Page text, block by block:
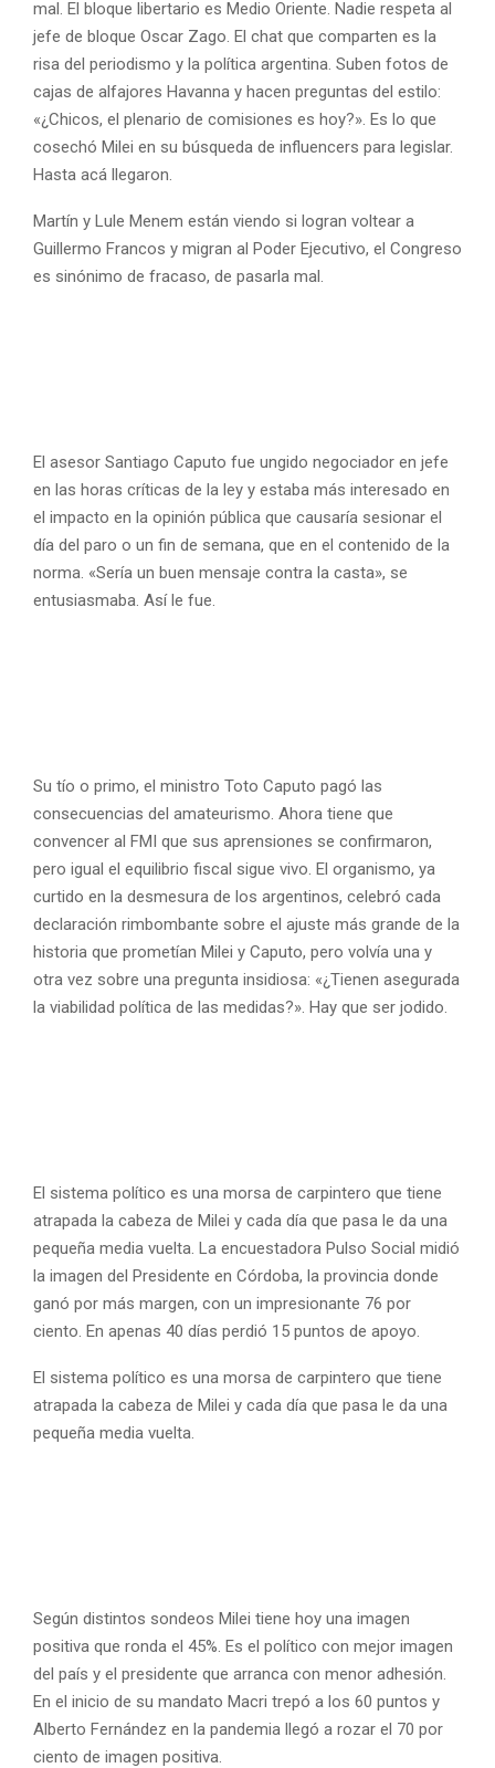
mal. El bloque libertario es Medio Oriente. Nadie respeta al
jefe de bloque Oscar Zago. El chat que comparten es la
risa del periodismo y la política argentina. Suben fotos de
cajas de alfajores Havanna y hacen preguntas del estilo:
«¿Chicos, el plenario de comisiones es hoy?». Es lo que
cosechó Milei en su búsqueda de influencers para legislar.
Hasta acá llegaron.
Martín y Lule Menem están viendo si logran voltear a
Guillermo Francos y migran al Poder Ejecutivo, el Congreso
es sinónimo de fracaso, de pasarla mal.
El asesor Santiago Caputo fue ungido negociador en jefe
en las horas críticas de la ley y estaba más interesado en
el impacto en la opinión pública que causaría sesionar el
día del paro o un fin de semana, que en el contenido de la
norma. «Sería un buen mensaje contra la casta», se
entusiasmaba. Así le fue.
Su tío o primo, el ministro Toto Caputo pagó las
consecuencias del amateurismo. Ahora tiene que
convencer al FMI que sus aprensiones se confirmaron,
pero igual el equilibrio fiscal sigue vivo. El organismo, ya
curtido en la desmesura de los argentinos, celebró cada
declaración rimbombante sobre el ajuste más grande de la
historia que prometían Milei y Caputo, pero volvía una y
otra vez sobre una pregunta insidiosa: «¿Tienen asegurada
la viabilidad política de las medidas?». Hay que ser jodido.
El sistema político es una morsa de carpintero que tiene
atrapada la cabeza de Milei y cada día que pasa le da una
pequeña media vuelta. La encuestadora Pulso Social midió
la imagen del Presidente en Córdoba, la provincia donde
ganó por más margen, con un impresionante 76 por
ciento. En apenas 40 días perdió 15 puntos de apoyo.
El sistema político es una morsa de carpintero que tiene
atrapada la cabeza de Milei y cada día que pasa le da una
pequeña media vuelta.
Según distintos sondeos Milei tiene hoy una imagen
positiva que ronda el 45%. Es el político con mejor imagen
del país y el presidente que arranca con menor adhesión.
En el inicio de su mandato Macri trepó a los 60 puntos y
Alberto Fernández en la pandemia llegó a rozar el 70 por
ciento de imagen positiva.